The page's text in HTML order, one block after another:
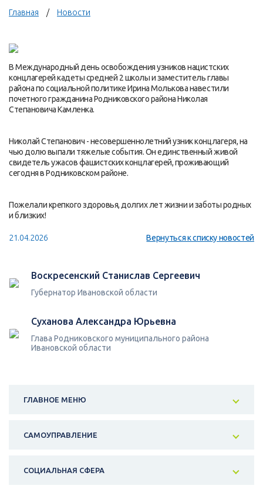
Главная Новости
В Международный день освобождения узников нацистских
концлагерей кадеты средней 2 школы и заместитель главы
района по социальной политике Ирина Молькова навестили
почетного гражданина Родниковского района Николая
Степановича Камленка.
Николай Степанович - несовершеннолетний узник концлагеря, на
чью долю выпали тяжелые события. Он единственный живой
свидетель ужасов фашистских концлагерей, проживающий
сегодня в Родниковском районе.
Пожелали крепкого здоровья, долгих лет жизни и заботы родных
и близких!
21.04.2026 Вернуться к списку новостей
Воскресенский Станислав Сергеевич
Губернатор Ивановской области
Суханова Александра Юрьевна
Глава Родниковского муниципального района
Ивановской области
ГЛАВНОЕ МЕНЮ
САМОУПРАВЛЕНИЕ
СОЦИАЛЬНАЯ СФЕРА